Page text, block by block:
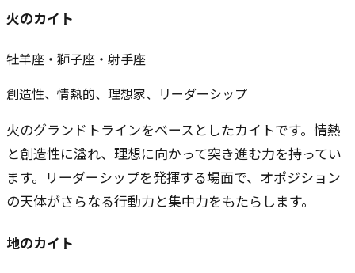
火のカイト
牡羊座・獅子座・射手座
創造性、情熱的、理想家、リーダーシップ
火のグランドトラインをベースとしたカイトです。情熱
と創造性に溢れ、理想に向かって突き進む力を持ってい
ます。リーダーシップを発揮する場面で、オポジション
の天体がさらなる行動力と集中力をもたらします。
地のカイト